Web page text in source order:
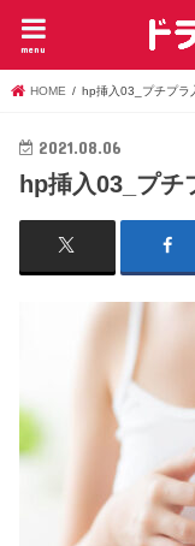
menu
HOME hp挿入03_プチプラ
2021.08.06
hp挿入03_プチ